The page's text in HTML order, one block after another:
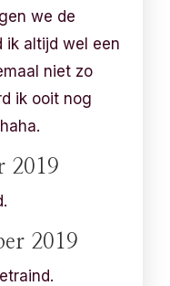
we de
ik altijd wel een
niet zo
ik ooit nog
2019
2019